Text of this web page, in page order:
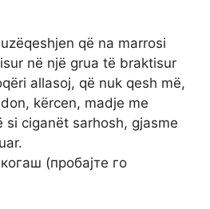
që na marrosi
në një grua të braktisur
allasoj, që nuk qesh më,
kërcen, madje me
si ciganët sarhosh, gjasme
(пробајте го